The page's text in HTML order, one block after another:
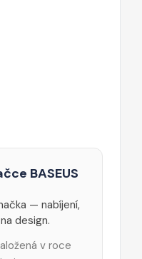
BASEUS
— nabíjení,
design.
v roce